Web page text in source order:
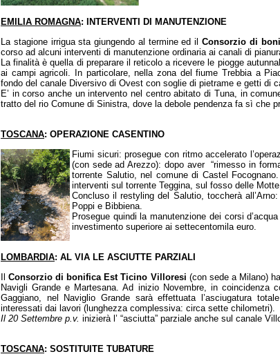
EMILIA ROMAGNA: INTERVENTI DI MANUTENZIONE
La stagione irrigua sta giungendo al termine ed il Consorzio di
corso ad alcuni interventi di manutenzione ordinaria ai canali di
La finalità è quella di preparare il reticolo a ricevere le piogge
ai campi agricoli. In particolare, nella zona del fiume Trebbia a
fondo del canale Diversivo di Ovest con soglie di pietrame e getti di
E’ in corso anche un intervento nel centro abitato di Tuna, in
tratto del rio Comune di Sinistra, dove la debole pendenza fa sì che
TOSCANA: OPERAZIONE CASENTINO
Fiumi sicuri: prosegue con ritmo accelerato
(con sede ad Arezzo): dopo aver “rimesso in
torrente Salutio, nel comune di Castel
interventi sul torrente Teggina, sul fosso delle
Concluso il restyling del Salutio, toccherà
Poppi e Bibbiena.
Prosegue quindi la manutenzione dei corsi
investimento superiore ai settecentomila euro.
LOMBARDIA: AL VIA LE ASCIUTTE PARZIALI
IlConsorzio di bonifica Est Ticino Villoresi (con sede a Milano)
Navigli Grande e Martesana. Ad inizio Novembre, in coincidenza
Gaggiano, nel Naviglio Grande sarà effettuata l’asciugatura
interessati dai lavori (lunghezza complessiva: circa sette chilometri).
Il 20 Settembre p.v. inizierà l’ “asciutta” parziale anche sul canale
TOSCANA: SOSTITUITE TUBATURE